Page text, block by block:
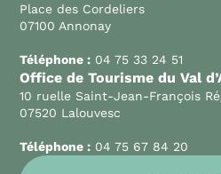
Place des Cordeliers
07100 Annonay
Téléphone : 04 75 33 24 51
Office de Tourisme du Val
10 ruelle Saint-Jean-François
07520 Lalouvesc
Téléphone : 04 75 67 84 20